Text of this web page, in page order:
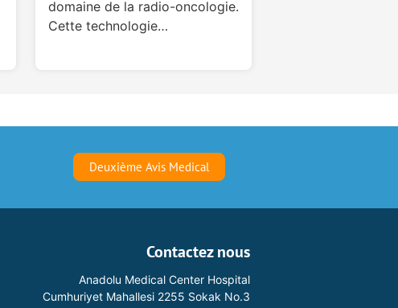
domaine de la radio-oncologie.
Cette technologie…
Deuxième Avis Medical
Contactez nous
Anadolu Medical Center Hospital
Cumhuriyet Mahallesi 2255 Sokak No.3